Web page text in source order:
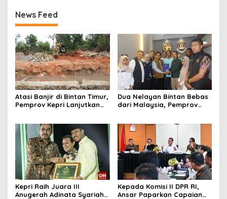
News Feed
Atasi Banjir di Bintan Timur,
Pemprov Kepri Lanjutkan
Dua Nelayan Bintan Bebas
dari Malaysia, Pemprov
Kepri Raih Juara III
Anugerah Adinata Syariah
Kepada Komisi II DPR RI,
Ansar Paparkan Capaian